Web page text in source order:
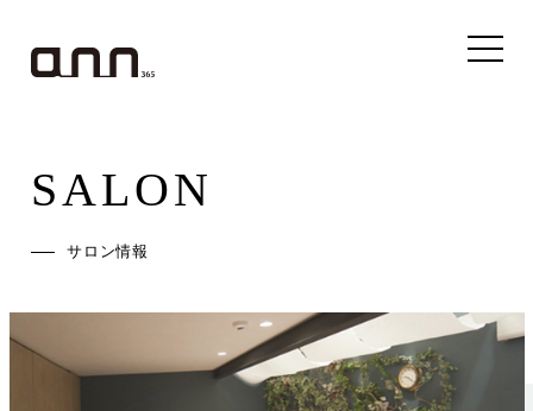
SALON
サロン情報